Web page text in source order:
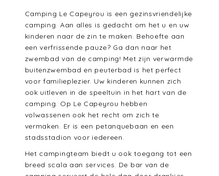
Camping Le Capeyrou is een gezinsvriendelijke
camping. Aan alles is gedacht om het u en uw
kinderen naar de zin te maken. Behoefte aan
een verfrissende pauze? Ga dan naar het
zwembad van de camping! Met zijn verwarmde
buitenzwembad en peuterbad is het perfect
voor familieplezier. Uw kinderen kunnen zich
ook uitleven in de speeltuin in het hart van de
camping. Op Le Capeyrou hebben
volwassenen ook het recht om zich te
vermaken. Er is een petanquebaan en een
stadsstadion voor iedereen.
Het campingteam biedt u ook toegang tot een
breed scala aan services. De bar van de